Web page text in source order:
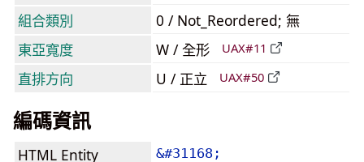
組合類別
0 / Not_Reordered; 無
東亞寬度
W / 全形 UAX#11
直排方向 U / 正立 UAX#50
編碼資訊
HTML Entity
&#31168;